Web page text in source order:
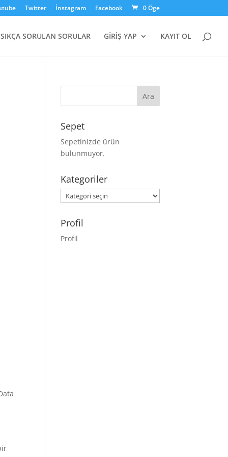
Twitter İnstagram Facebook 0 Öge
SIKÇA SORULAN SORULAR GİRİŞ YAP KAYIT OL
Sepet
Sepetinizde ürün
bulunmuyor.
Kategoriler
Kategoriler
Profil
Profil